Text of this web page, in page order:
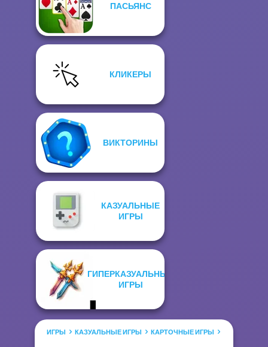
ПАСЬЯНС
КЛИКЕРЫ
ВИКТОРИНЫ
КАЗУАЛЬНЫЕ
ИГРЫ
ГИПЕРКАЗУАЛЬНЫЕ
ИГРЫ
ИГРЫ КАЗУАЛЬНЫЕ ИГРЫ КАРТОЧНЫЕ ИГРЫ ПАСЬЯНС